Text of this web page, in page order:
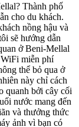
Thành phố
cho du khách.
nồng hậu và
sẽ hướng dẫn
ở Beni-Mellal
miễn phí
thể bỏ qua ở
này chỉ cách
quanh bởi cây cối
nước mang đến
và thưởng thức
ảnh vì bạn có